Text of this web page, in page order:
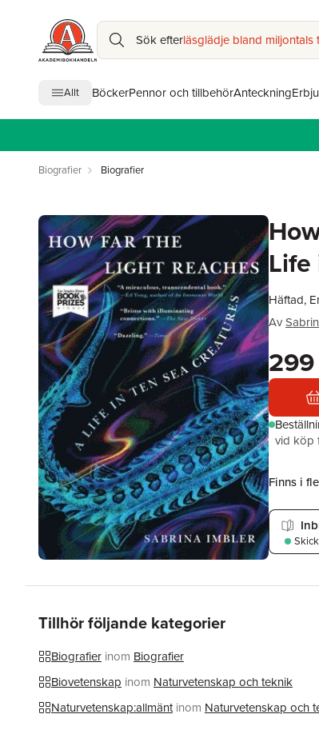
Sök efterläsglädje bland miljontals
Allt BöckerPennor och tillbehörAnteckning
Biografier Biografier
Life
Häftad,
Av
vid köp
Finns i
Tillhör följande kategorier
Biografier inom Biografier
Biovetenskap inom Naturvetenskap och teknik
Naturvetenskap:allmänt inom Naturvetenskap och